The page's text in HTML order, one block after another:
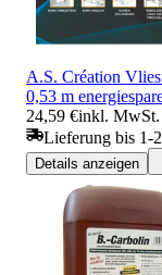
A.S. Création
0,53 m
24,59 €inkl. MwSt.
Lieferung bis 1-
Details anzeigen